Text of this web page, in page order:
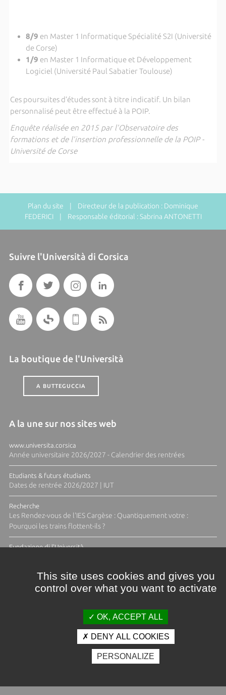
8/9 en Master 1 Informatique Spécialité S2I (Université
de Corse)
1/9 en Master 1 Informatique et Développement
Logiciel (Université Paul Sabatier Toulouse)
Ces poursuites d’études sont à titre indicatif. Un bilan
personnalisé peut être effectué à la POIP.
Enquête réalisée en 2015 par l’Observatoire des
formations et de l’insertion professionnelle de la POIP -
Université de Corse
Plan du site | Directeur de la publication : Dominique
FEDERICI | Responsable éditorial : Sabrina ANTONETTI
Suivre l'Università di Corsica
La boutique de l'Università
A BUTTEGUCCIA
A la une sur nos sites web
www.universita.corsica
Année universitaire 2026/2027 - Calendrier des rentrées
Etudiants & futurs étudiants
Dates de rentrée 2026/2027 | IUT
Recherche
Les Rendez-vous de l'IES Cargèse : Quantiquement votre :
Pourquoi les trains flottent-ils ?
Fundazione di l'Università
Crédits et mentions légales
Espace presse
Photothèque
This site uses cookies and gives you
control over what you want to activate
OK, ACCEPT ALL
DENY ALL COOKIES
PERSONALIZE